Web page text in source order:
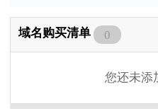
域名购买清单 0
您还未添